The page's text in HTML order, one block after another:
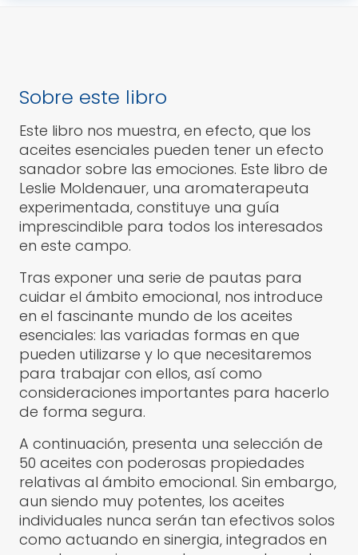
Sobre este libro
Este libro nos muestra, en efecto, que los
aceites esenciales pueden tener un efecto
sanador sobre las emociones. Este libro de
Leslie Moldenauer, una aromaterapeuta
experimentada, constituye una guía
imprescindible para todos los interesados
en este campo.
Tras exponer una serie de pautas para
cuidar el ámbito emocional, nos introduce
en el fascinante mundo de los aceites
esenciales: las variadas formas en que
pueden utilizarse y lo que necesitaremos
para trabajar con ellos, así como
consideraciones importantes para hacerlo
de forma segura.
A continuación, presenta una selección de
50 aceites con poderosas propiedades
relativas al ámbito emocional. Sin embargo,
aun siendo muy potentes, los aceites
individuales nunca serán tan efectivos solos
como actuando en sinergia, integrados en